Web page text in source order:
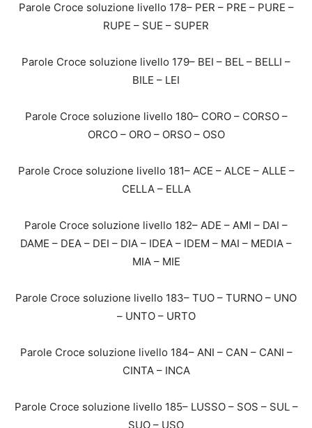
Parole Croce soluzione livello 178– PER – PRE – PURE –
RUPE – SUE – SUPER
Parole Croce soluzione livello 179– BEI – BEL – BELLI –
BILE – LEI
Parole Croce soluzione livello 180– CORO – CORSO –
ORCO – ORO – ORSO – OSO
Parole Croce soluzione livello 181– ACE – ALCE – ALLE –
CELLA – ELLA
Parole Croce soluzione livello 182– ADE – AMI – DAI –
DAME – DEA – DEI – DIA – IDEA – IDEM – MAI – MEDIA –
MIA – MIE
Parole Croce soluzione livello 183– TUO – TURNO – UNO
– UNTO – URTO
Parole Croce soluzione livello 184– ANI – CAN – CANI –
CINTA – INCA
Parole Croce soluzione livello 185– LUSSO – SOS – SUL –
SUO – USO